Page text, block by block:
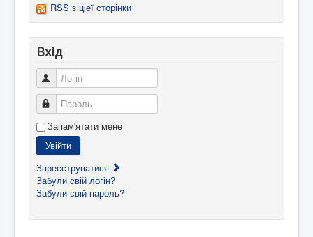
RSS з ціеї сторінки
Вхід
Логін
Пароль
Запам'ятати мене
Увійти
Зареєструватися
Забули свій логін?
Забули свій пароль?